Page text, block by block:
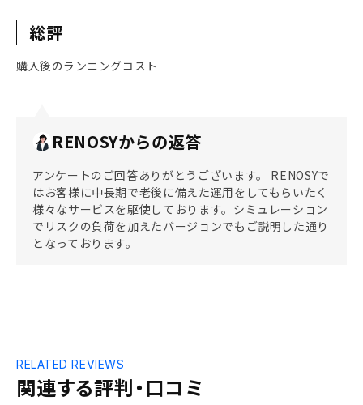
総評
購入後のランニングコスト
RENOSYからの返答
アンケートのご回答ありがとうございます。 RENOSYで
はお客様に中長期で老後に備えた運用をしてもらいたく
様々なサービスを駆使しております。シミュレーション
でリスクの負荷を加えたバージョンでもご説明した通り
となっております。
関連する評判・口コミ
RELATED REVIEWS